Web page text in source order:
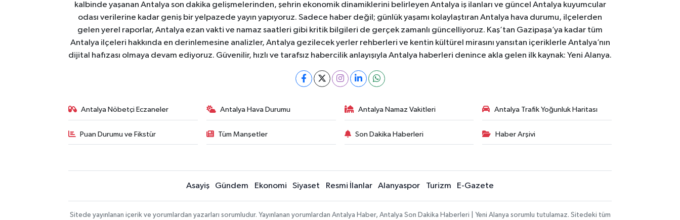
kalbinde yaşanan Antalya son dakika gelişmelerinden, şehrin ekonomik dinamiklerini belirleyen Antalya iş ilanları ve güncel Antalya kuyumcular
odası verilerine kadar geniş bir yelpazede yayın yapıyoruz. Sadece haber değil; günlük yaşamı kolaylaştıran Antalya hava durumu, ilçelerden
gelen yerel raporlar, Antalya ezan vakti ve namaz saatleri gibi kritik bilgileri de gerçek zamanlı güncelliyoruz. Kaş’tan Gazipaşa’ya kadar tüm
Antalya ilçeleri hakkında en derinlemesine analizler, Antalya gezilecek yerler rehberleri ve kentin kültürel mirasını yansıtan içeriklerle Antalya’nın
dijital hafızası olmaya devam ediyoruz. Güvenilir, hızlı ve tarafsız habercilik anlayışıyla Antalya haberleri denince akla gelen ilk kaynak: Yeni Alanya.
Antalya Nöbetçi Eczaneler Antalya Hava Durumu Antalya Namaz Vakitleri Antalya Trafik Yoğunluk Haritası
Puan Durumu ve Fikstür Tüm Manşetler Son Dakika Haberleri Haber Arşivi
Asayiş Gündem Ekonomi Siyaset Resmi İlanlar Alanyaspor Turizm E-Gazete
Sitede yayınlanan içerik ve yorumlardan yazarları sorumludur. Yayınlanan yorumlardan Antalya Haber, Antalya Son Dakika Haberleri | Yeni Alanya sorumlu tutulamaz. Sitedeki tüm